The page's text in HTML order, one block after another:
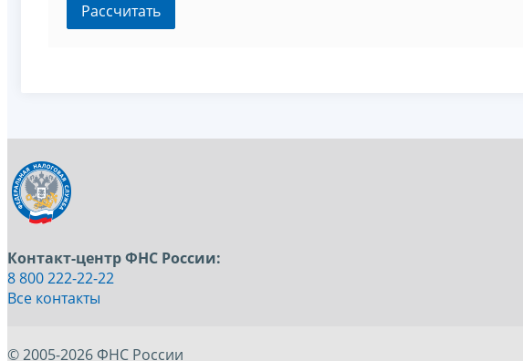
Контакт-центр ФНС России:
8 800 222-22-22
Все контакты
© 2005-2026 ФНС России